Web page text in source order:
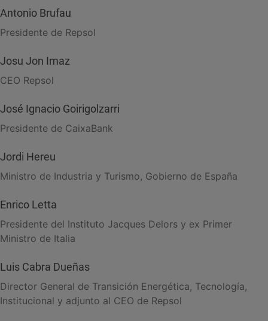
Antonio Brufau
Presidente de Repsol
Josu Jon Imaz
CEO Repsol
José Ignacio Goirigolzarri
Presidente de CaixaBank
Jordi Hereu
Ministro de Industria y Turismo, Gobierno de España
Enrico Letta
Presidente del Instituto Jacques Delors y ex Primer
Ministro de Italia
Luis Cabra Dueñas
Director General de Transición Energética, Tecnología,
Institucional y adjunto al CEO de Repsol